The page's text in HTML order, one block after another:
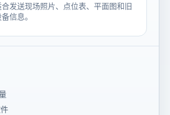
合发送现场照片、点位表、平面图和旧
信息。